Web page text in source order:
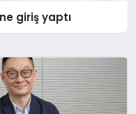
giriş yaptı